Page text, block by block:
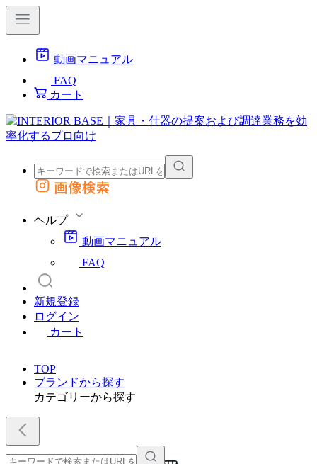
動画マニュアル
FAQ
カート
外部サイトの商品をカートに追加
画像検索
ヘルプ
動画マニュアル
FAQ
新規登録
ログイン
カート
TOP
ブランドから探す
カテゴリーから探す